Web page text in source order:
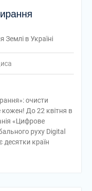
в Україні
очисти
До 22 квітня в
«Цифрове
руху Digital
десятки країн